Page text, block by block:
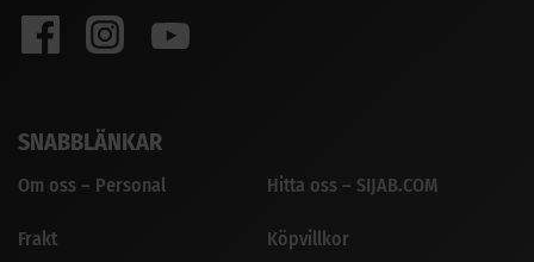
SNABBLÄNKAR
Om oss – Personal
Frakt
Hitta oss – SIJAB.COM
Köpvillkor